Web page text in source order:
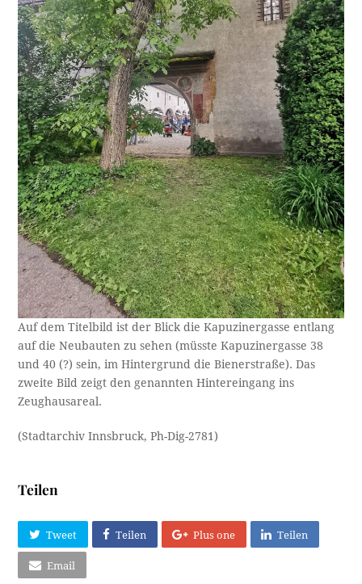
Auf dem Titelbild ist der Blick die Kapuzinergasse entlang
auf die Neubauten zu sehen (müsste Kapuzinergasse 38
und 40 (?) sein, im Hintergrund die Bienerstraße). Das
zweite Bild zeigt den genannten Hintereingang ins
Zeughausareal.
(Stadtarchiv Innsbruck, Ph-Dig-2781)
Teilen
Tweet Teilen Plus one Teilen
Email